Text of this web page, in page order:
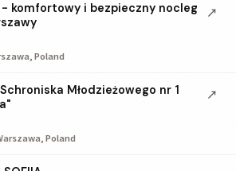
- komfortowy i bezpieczny nocleg
Poland
↗
Młodzieżowego nr 1
Poland
↗